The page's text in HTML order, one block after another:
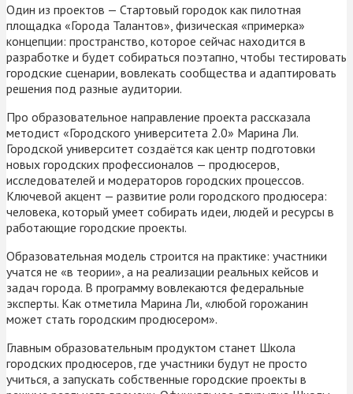
Один из проектов — Стартовый городок как пилотная
площадка «Города Талантов», физическая «примерка»
концепции: пространство, которое сейчас находится в
разработке и будет собираться поэтапно, чтобы тестировать
городские сценарии, вовлекать сообщества и адаптировать
решения под разные аудитории.
Про образовательное направление проекта рассказала
методист «Городского университета 2.0» Марина Ли.
Городской университет создаётся как центр подготовки
новых городских профессионалов — продюсеров,
исследователей и модераторов городских процессов.
Ключевой акцент — развитие роли городского продюсера:
человека, который умеет собирать идеи, людей и ресурсы в
работающие городские проекты.
Образовательная модель строится на практике: участники
учатся не «в теории», а на реализации реальных кейсов и
задач города. В программу вовлекаются федеральные
эксперты. Как отметила Марина Ли, «любой горожанин
может стать городским продюсером».
Главным образовательным продуктом станет Школа
городских продюсеров, где участники будут не просто
учиться, а запускать собственные городские проекты в